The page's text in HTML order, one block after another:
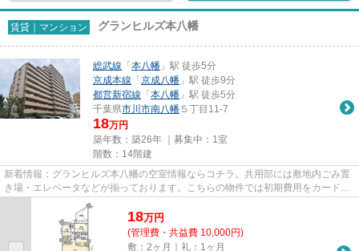
賃貸｜マンション グランヒルズ本八幡
総武線 「 本八幡 」駅 徒歩5分
京成本線 「 京成八幡 」駅 徒歩9分
都営新宿線 「 本八幡 」駅 徒歩5分
千葉県市川市南八幡 ５丁目11-7
18万円
築年数：築26年 ｜募集中： 1室
階数：14階建
新着情報：グランヒルズ本八幡の空室情報ならコチラ。共用部には敷地内ごみ置
き場・エレベータなどが揃っております。こちらの物件では初期費用をカードで
お支払いいただけます。こち...
18万円
(管理費・共益費 10,000円)
敷：2ヶ月｜礼：1ヶ月